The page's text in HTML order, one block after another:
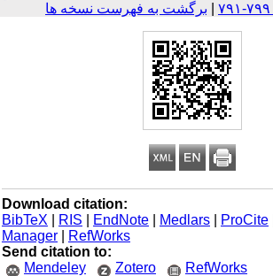
| برگشت به فهرست نسخه ها
Download citation:
BibTeX
| RIS |EndNote |Medlars |ProCite
Manager
|RefWorks
Send citation to:
Mendeley
Zotero RefWorks